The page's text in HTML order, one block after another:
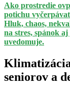
Ako prostredie
potichu
Hluk, chaos,
na stres, spánok
uvedomuje.
seniorov a